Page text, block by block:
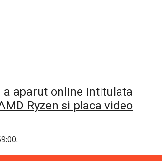
a aparut online intitulata
Ryzen si placa video